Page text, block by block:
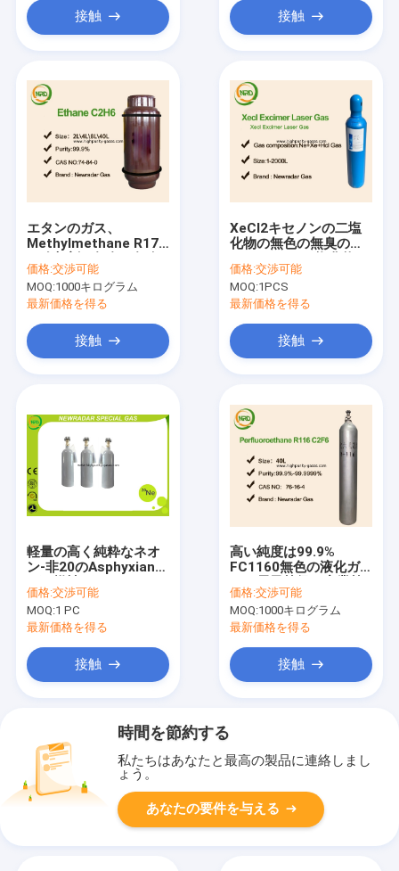
接触 接触
エタンのガス、
Methylmethane R170
のガス
価格:交渉可能
MOQ:1000キログラム
最新価格を得る
接触
XeCl2キセノンの二塩
化物の無色の無臭のガ
ーザーUN1956
価格:交渉可能
MOQ:1PCS
最新価格を得る
接触
軽量の高く純粋なネオ
ン-非20のAsphyxiant
価格:交渉可能
MOQ:1 PC
最新価格を得る
接触
高い純度は99.9%
FC1160無色の液化ガ
級にガスを供給する
価格:交渉可能
MOQ:1000キログラム
最新価格を得る
接触
時間を節約する
私たちはあなたと最高の製品に連絡しまし
ょう。
あなたの要件を与える